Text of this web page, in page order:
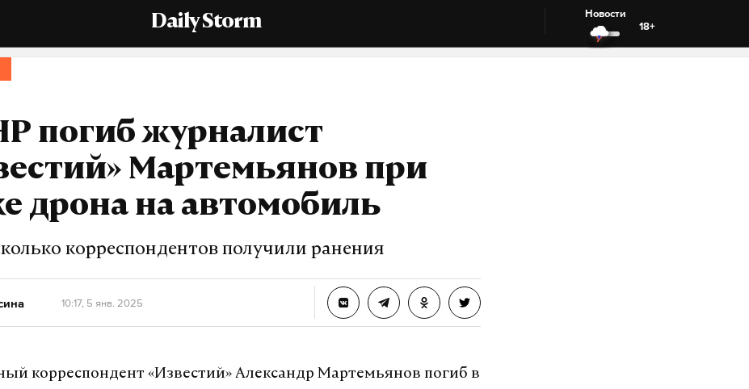
Daily Storm
Новости
18+
погиб журналист
Мартемьянов при
дрона на автомобиль
корреспондентов получили ранения
10:17, 5 янв. 2025
корреспондент «Известий» Александр Мартемьянов погиб в